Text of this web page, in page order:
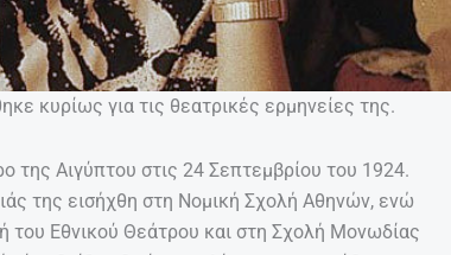
κυρίως για τις θεατρικές ερμηνείες της.
της Αιγύπτου στις 24 Σεπτεμβρίου του 1924.
της εισήχθη στη Νομική Σχολή Αθηνών, ενώ
Εθνικού Θεάτρου και στη Σχολή Μονωδίας